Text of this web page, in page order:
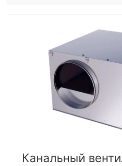
Канальный